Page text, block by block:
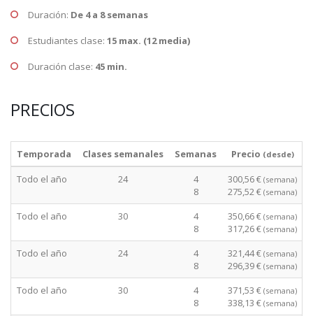
Duración: De 4 a 8 semanas
Estudiantes clase: 15 max. (12 media)
Duración clase: 45 min.
PRECIOS
Temporada Clases semanales Semanas Precio (desde)
Todo el año 24
4
8
300,56 € (semana)
275,52 € (semana)
Todo el año 30
4
8
350,66 € (semana)
317,26 € (semana)
Todo el año 24
4
8
321,44 € (semana)
296,39 € (semana)
Todo el año 30
4
8
371,53 € (semana)
338,13 € (semana)